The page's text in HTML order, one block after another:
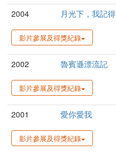
2004
月光下，我記得
影片參展及得獎紀錄
2002 魯賓遜漂流記
影片參展及得獎紀錄
2001 愛你愛我
影片參展及得獎紀錄